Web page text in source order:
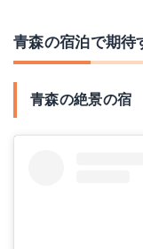
青森の宿泊で期待
青森の絶景の宿